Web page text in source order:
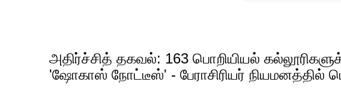
அதிர்ச்சித் தகவல்: 163 பொறியியல்
'ஷோகாஸ் நோட்டீஸ்' - பேராசிரியர் நியமனத்தில்